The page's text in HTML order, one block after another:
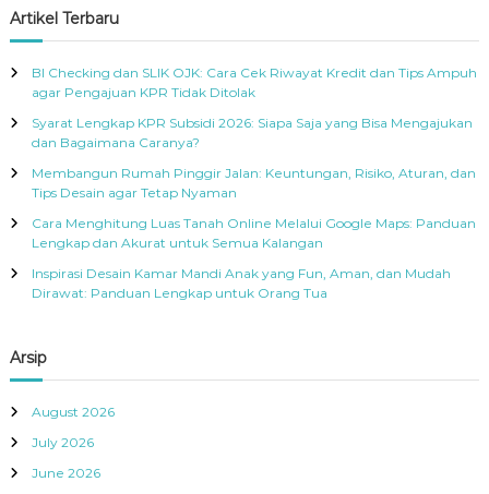
r
c
f
r
Artikel Terbaru
BI Checking dan SLIK OJK: Cara Cek Riwayat Kredit dan Tips Ampuh
agar Pengajuan KPR Tidak Ditolak
Syarat Lengkap KPR Subsidi 2026: Siapa Saja yang Bisa Mengajukan
dan Bagaimana Caranya?
Membangun Rumah Pinggir Jalan: Keuntungan, Risiko, Aturan, dan
Tips Desain agar Tetap Nyaman
Cara Menghitung Luas Tanah Online Melalui Google Maps: Panduan
Lengkap dan Akurat untuk Semua Kalangan
Inspirasi Desain Kamar Mandi Anak yang Fun, Aman, dan Mudah
Dirawat: Panduan Lengkap untuk Orang Tua
Arsip
August 2026
July 2026
June 2026